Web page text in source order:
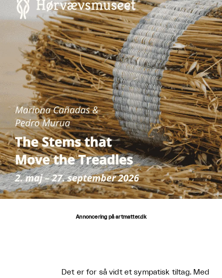
Annoncering på artmatter.dk
Det er for så vidt et sympatisk tiltag. Med